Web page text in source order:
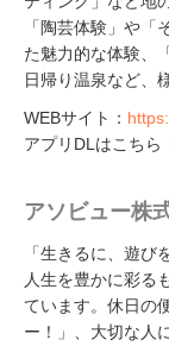
「陶芸体験」や
た魅力的な体験、
日帰り温泉など、
WEBサイト：
アプリDLはこちら
アソビュー株
「生きるに、遊び
人生を豊かに彩る
ています。休日の
ー！」、大切な人